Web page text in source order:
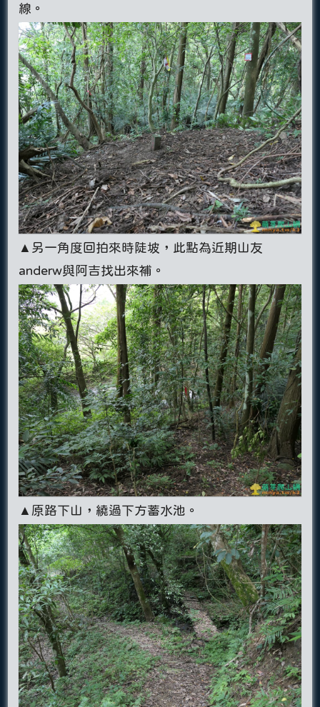
線。
▲另一角度回拍來時陡坡，此點為近期山友
anderw與阿吉找出來補。
▲原路下山，繞過下方蓄水池。